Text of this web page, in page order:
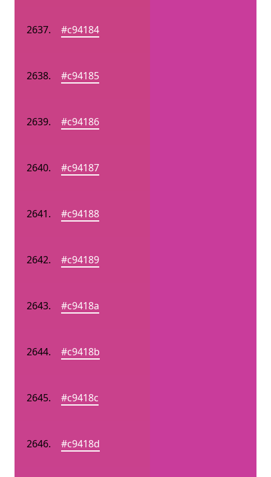
#c94184
#c94185
#c94186
#c94187
#c94188
#c94189
#c9418a
#c9418b
#c9418c
#c9418d